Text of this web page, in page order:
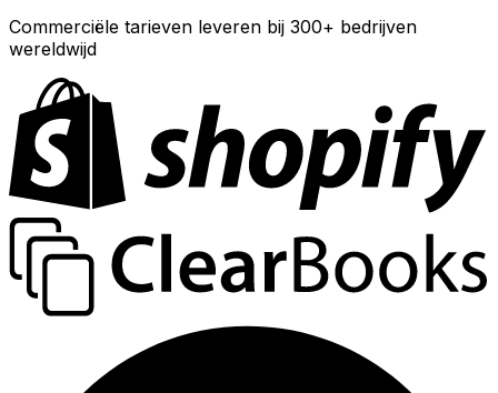
Commerciële tarieven leveren bij 300+ bedrijven
wereldwijd